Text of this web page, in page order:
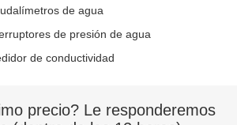
de agua
de presión de agua
de conductividad
precio? Le responderemos